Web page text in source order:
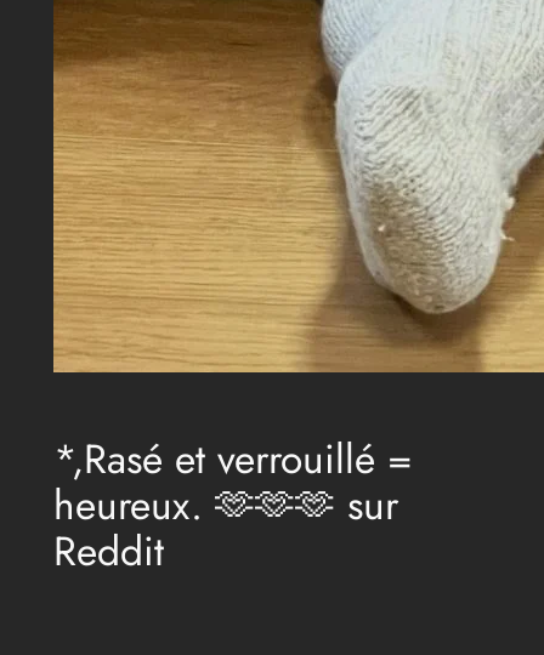
*,Rasé et verrouillé =
heureux. 🫶🫶🫶 sur
Reddit